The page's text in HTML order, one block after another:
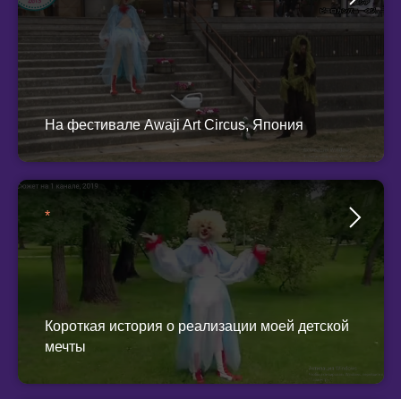
На фестивале Awaji Art Circus, Япония
*
Короткая история о реализации моей детской
мечты